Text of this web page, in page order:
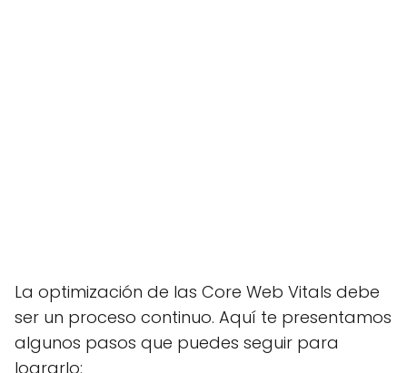
La optimización de las Core Web Vitals debe
ser un proceso continuo. Aquí te presentamos
algunos pasos que puedes seguir para
lograrlo: